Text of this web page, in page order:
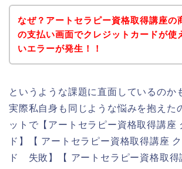
なぜ？アートセラピー資格取得講座の
の支払い画面でクレジットカードが使
いエラーが発生！！
というような課題に直面しているのか
実際私自身も同じような悩みを抱えた
ットで【アートセラピー資格取得講座
ド】【 アートセラピー資格取得講座
ド 失敗】【 アートセラピー資格取得